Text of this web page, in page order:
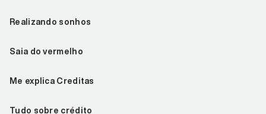
Realizando sonhos
Saia do vermelho
Me explica Creditas
Tudo sobre crédito